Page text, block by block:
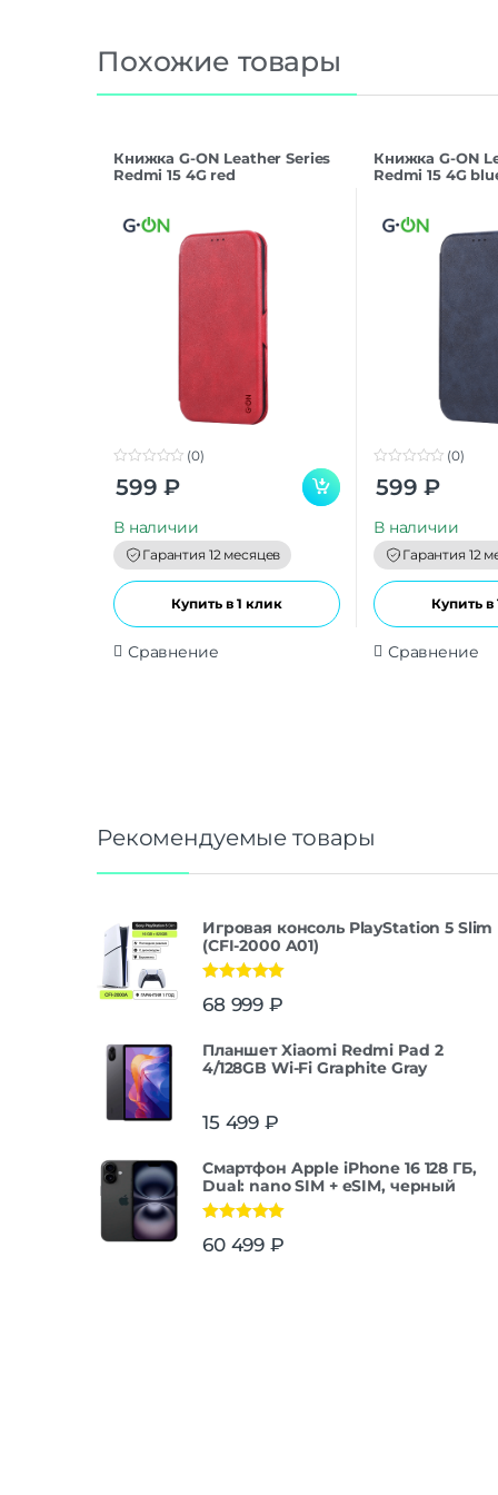
Похожие товары
Книжка G-ON Leather Series
Redmi 15 4G red
o
o
(0)
599 ₽
В наличии
Гарантия 12 месяцев
Купить в 1 клик
Сравнение
Книжка G-ON
Redmi 15 4G
o
o
(0)
599 ₽
В наличии
Гарантия 12
Купить в
Сравнение
Рекомендуемые товары
Игровая консоль PlayStation 5 Slim
(CFI-2000 A01)
из 5
68 999 ₽
Планшет Xiaomi Redmi Pad 2
4/128GB Wi-Fi Graphite Gray
15 499 ₽
Смартфон Apple iPhone 16 128 ГБ,
Dual: nano SIM + eSIM, черный
из 5
60 499 ₽